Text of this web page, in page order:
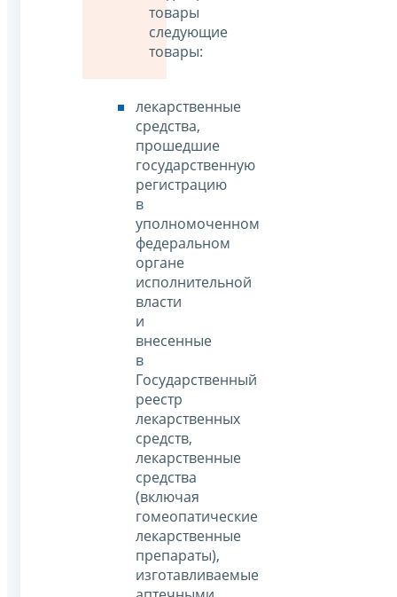
товары
следующие
товары:
лекарственные
средства,
прошедшие
государственную
регистрацию
в
уполномоченном
федеральном
органе
исполнительной
власти
и
внесенные
в
Государственный
реестр
лекарственных
средств,
лекарственные
средства
(включая
гомеопатические
лекарственные
препараты),
изготавливаемые